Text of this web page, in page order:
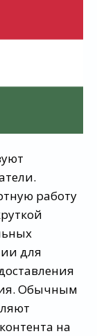
работу
для
Обычным
на